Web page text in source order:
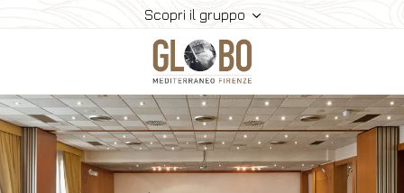
Scopri il gruppo
Home
Meeting & Eventi